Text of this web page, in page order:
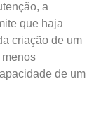
a
que haja
criação de um
de um